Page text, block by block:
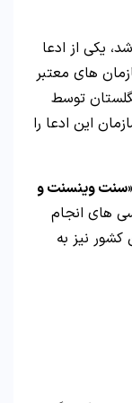
یکی از ادعا
های معتبر
توسط
این ادعا را
سنت وینسنت و
های انجام
نیز به